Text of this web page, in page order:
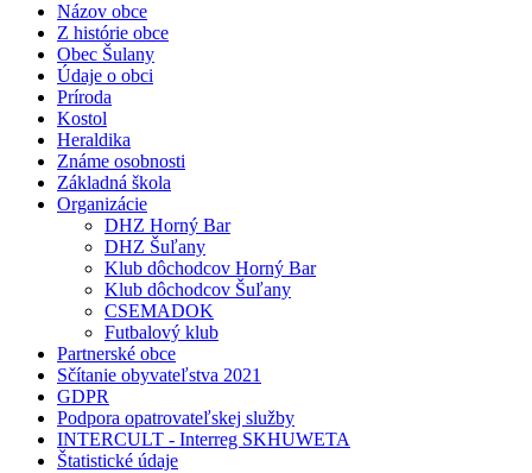
Názov obce
Z histórie obce
Obec Šulany
Údaje o obci
Príroda
Kostol
Heraldika
Známe osobnosti
Základná škola
Organizácie
DHZ Horný Bar
DHZ Šuľany
Klub dôchodcov Horný Bar
Klub dôchodcov Šuľany
CSEMADOK
Futbalový klub
Partnerské obce
Sčítanie obyvateľstva 2021
GDPR
Podpora opatrovateľskej služby
INTERCULT - Interreg SKHUWETA
Štatistické údaje